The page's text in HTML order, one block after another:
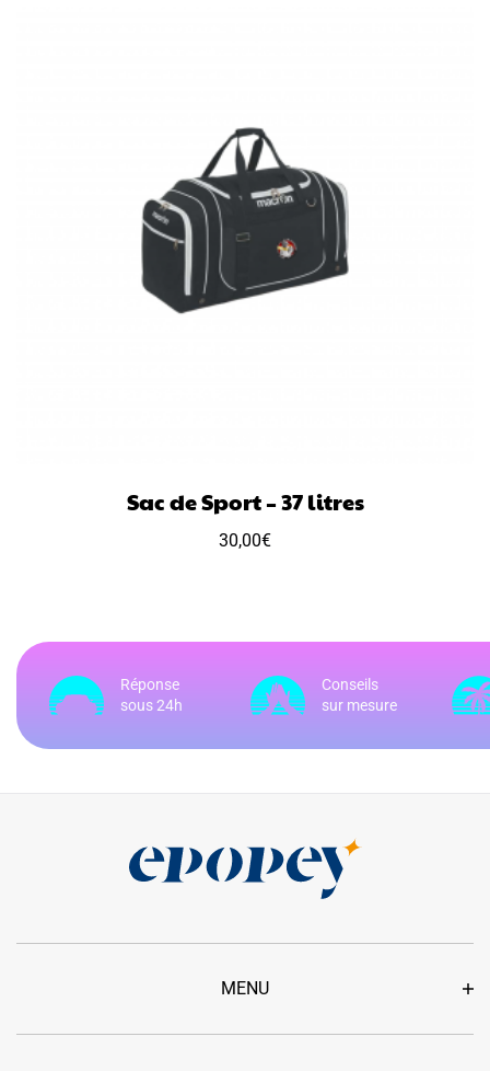
Sac de Sport – 37 litres
30,00€
Réponse
sous 24h
Conseils
sur mesure
MENU